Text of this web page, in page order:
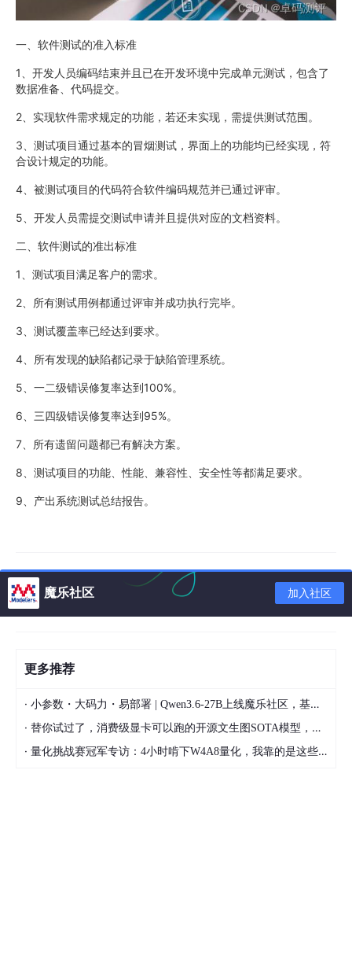
一、软件测试的准入标准
1、开发人员编码结束并且已在开发环境中完成单元测试，包含了
数据准备、代码提交。
2、实现软件需求规定的功能，若还未实现，需提供测试范围。
3、测试项目通过基本的冒烟测试，界面上的功能均已经实现，符
合设计规定的功能。
4、被测试项目的代码符合软件编码规范并已通过评审。
5、开发人员需提交测试申请并且提供对应的文档资料。
二、软件测试的准出标准
1、测试项目满足客户的需求。
2、所有测试用例都通过评审并成功执行完毕。
3、测试覆盖率已经达到要求。
4、所有发现的缺陷都记录于缺陷管理系统。
5、一二级错误修复率达到100%。
6、三四级错误修复率达到95%。
7、所有遗留问题都已有解决方案。
8、测试项目的功能、性能、兼容性、安全性等都满足要求。
9、产出系统测试总结报告。
魔乐社区 加入社区
更多推荐
· 小参数・大码力・易部署 | Qwen3.6-27B上线魔乐社区，基于昇腾的部署教程来了
· 替你试过了，消费级显卡可以跑的开源文生图SOTA模型，顶级渲染、高密度文本绘图
· 量化挑战赛冠军专访：4小时啃下W4A8量化，我靠的是这些经验